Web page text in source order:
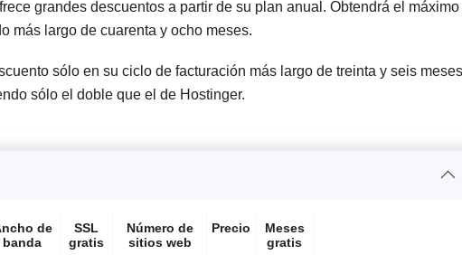
grandes descuentos a partir de su plan anual. Obtendrá el máximo
más largo de cuarenta y ocho meses.
sólo en su ciclo de facturación más largo de treinta y seis meses
sólo el doble que el de Hostinger.
de
banda
SSL
gratis
Número de
sitios web
Precio
Meses
gratis